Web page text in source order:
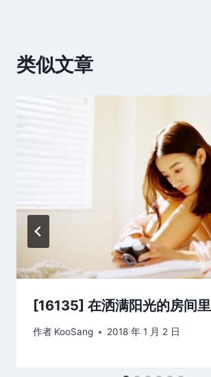
类似文章
[16135] 在洒满阳光的房间里
作者 KooSang 2018 年 1 月 2 日